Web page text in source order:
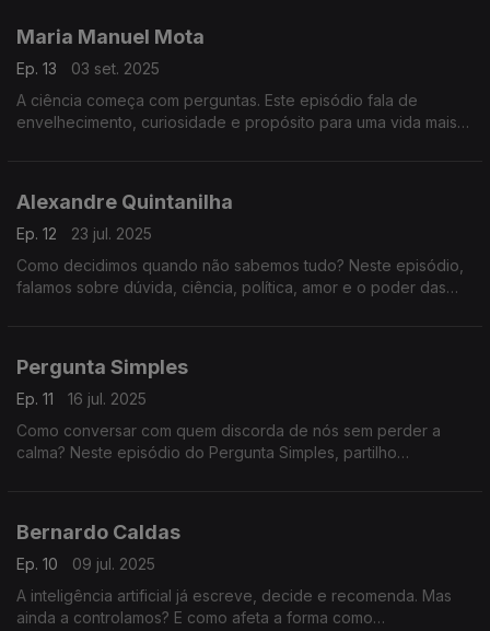
Maria Manuel Mota
Ep. 13
03 set. 2025
A ciência começa com perguntas. Este episódio fala de
envelhecimento, curiosidade e propósito para uma vida mais
Alexandre Quintanilha
Ep. 12
23 jul. 2025
Como decidimos quando não sabemos tudo? Neste episódio,
falamos sobre dúvida, ciência, política, amor e o poder das
Pergunta Simples
Ep. 11
16 jul. 2025
Como conversar com quem discorda de nós sem perder a
calma? Neste episódio do Pergunta Simples, partilho
Bernardo Caldas
Ep. 10
09 jul. 2025
A inteligência artificial já escreve, decide e recomenda. Mas
ainda a controlamos? E como afeta a forma como